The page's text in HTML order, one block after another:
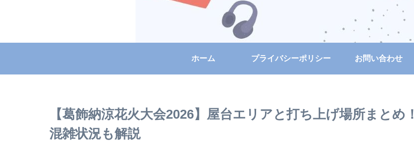
ホーム プライバシーポリシー お問い合わせ
【葛飾納涼花火大会2026】屋台エリアと打ち上げ場所まとめ！
混雑状況も解説